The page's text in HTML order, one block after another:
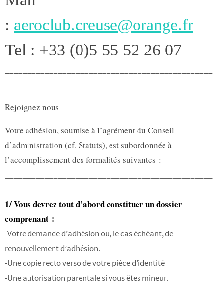
: aeroclub.creuse@orange.fr
Tel : +33 (0)5 55 52 26 07
Rejoignez nous
Votre adhésion, soumise à l’agrément du Conseil
d’administration (cf. Statuts), est subordonnée à
l’accomplissement des formalités suivantes :
1/ Vous devrez tout d’abord constituer un dossier
comprenant :
-Votre demande d’adhésion ou, le cas échéant, de
renouvellement d’adhésion.
-Une copie recto verso de votre pièce d’identité
-Une autorisation parentale si vous êtes mineur.